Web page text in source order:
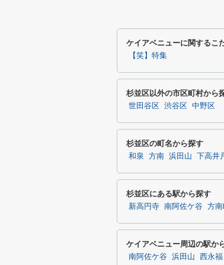
ケイアベニューに関するこ
【笑】特集
杉並区以外の市区町村から
世田谷区 渋谷区 中野区
杉並区の町名から探す
和泉 方南 浜田山 下高井
杉並区にある駅から探す
新高円寺 南阿佐ケ谷 方南
ケイアベニュー周辺の駅か
南阿佐ケ谷 浜田山 西永福